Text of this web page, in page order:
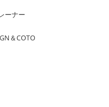
ーナー
＆COTO